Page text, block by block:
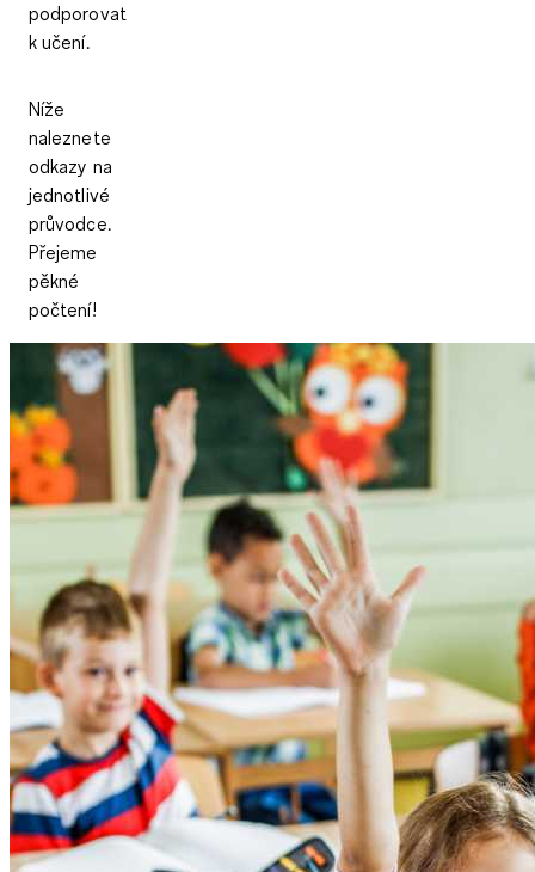
podporovat
k učení.
Níže
naleznete
odkazy na
jednotlivé
průvodce.
Přejeme
pěkné
počtení!